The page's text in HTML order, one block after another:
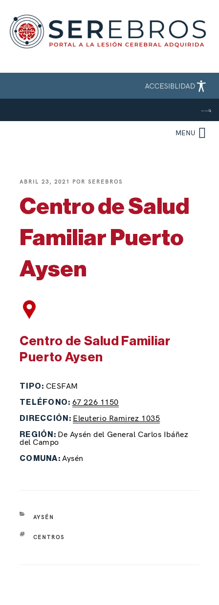
MENU
ABRIL 23, 2021 POR SEREBROS
Centro de Salud
Familiar Puerto
Aysen
Centro de Salud Familiar
Puerto Aysen
TIPO: CESFAM
TELÉFONO: 67 226 1150
DIRECCIÓN: Eleuterio Ramirez 1035
REGIÓN: De Aysén del General Carlos Ibáñez
del Campo
COMUNA: Aysén
AYSÉN
CENTROS